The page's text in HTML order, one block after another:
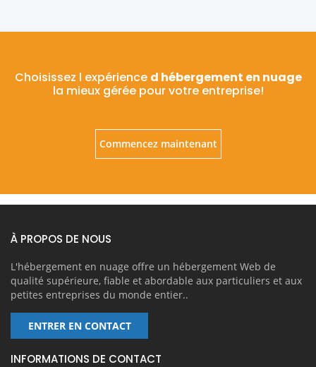
Choisissez l expérience d hébergement en nuage
la mieux gérée pour votre entreprise!
Commencez maintenant
À PROPOS DE NOUS
L'hébergement en nuage offre un hébergement Web de
qualité supérieure, fiable et abordable aux particuliers et aux
petites entreprises du monde entier..
ENTRER EN CONTACT
INFORMATIONS DE CONTACT